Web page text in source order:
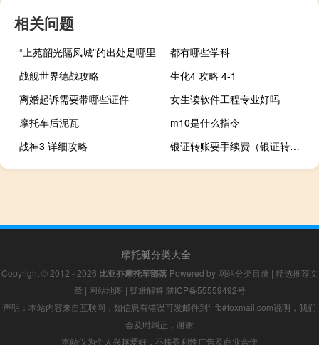
相关问题
“上苑韶光隔凤城”的出处是哪里
都有哪些学科
战舰世界德战攻略
生化4 攻略 4-1
离婚起诉需要带哪些证件
女生读软件工程专业好吗
摩托车后泥瓦
m10是什么指令
战神3 详细攻略
银证转账要手续费（银证转账要手续费吗）
摩托艇分类大全
Copyright © 2012 - 2026 比亚乔摩托车部落Powered by 网站分类目录 | 精选推荐文
章 | 网站地图 | 疑难解答 陕ICP备55559492号
声明：本站内容来自互联网，如信息有错误可发邮件到f_fb#foxmail.com说明，我们
会及时纠正，谢谢
本站仅为个人兴趣爱好，不接盈利性广告及商业合作